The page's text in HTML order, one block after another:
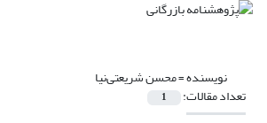
نویسنده =محسن شریعتی‌نیا
تعداد مقالات: 1